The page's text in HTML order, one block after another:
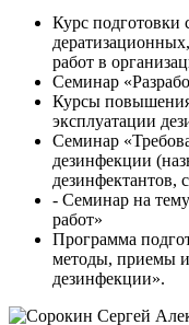
Курс подготовки
работ в
Семинар
Курсы
эксплуатации
Семинар
дезинфекции
дезинфектантов,
- Семинар на
работ»
Программа
методы, приемы и
дезинфекции».